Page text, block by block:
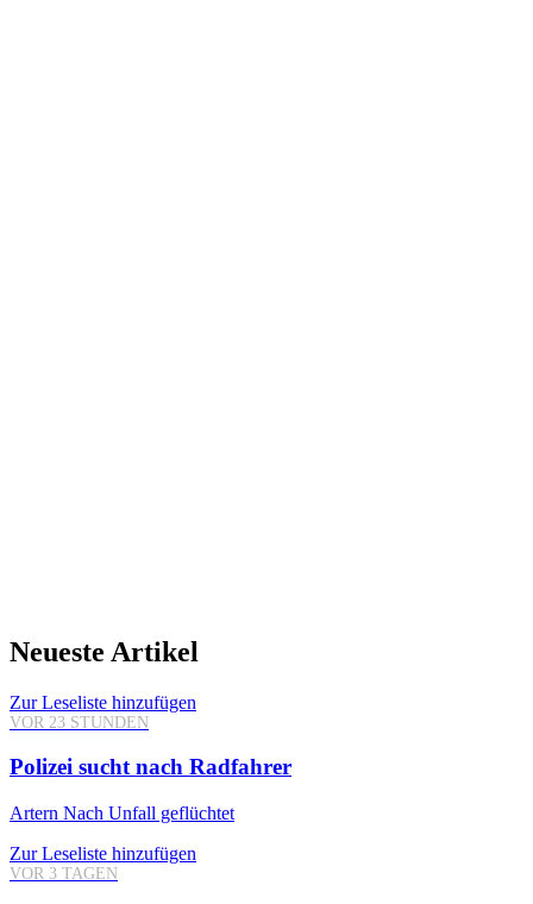
Neueste Artikel
Zur Leseliste hinzufügen
VOR 23 STUNDEN
Polizei sucht nach Radfahrer
Artern Nach Unfall geflüchtet
Zur Leseliste hinzufügen
VOR 3 TAGEN